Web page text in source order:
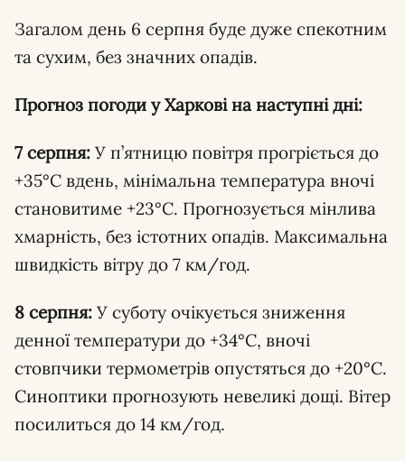
Загалом день 6 серпня буде дуже спекотним
та сухим, без значних опадів.
Прогноз погоди у Харкові на наступні дні:
7 серпня: У п’ятницю повітря прогріється до
+35°C вдень, мінімальна температура вночі
становитиме +23°C. Прогнозується мінлива
хмарність, без істотних опадів. Максимальна
швидкість вітру до 7 км/год.
8 серпня: У суботу очікується зниження
денної температури до +34°C, вночі
стовпчики термометрів опустяться до +20°C.
Синоптики прогнозують невеликі дощі. Вітер
посилиться до 14 км/год.